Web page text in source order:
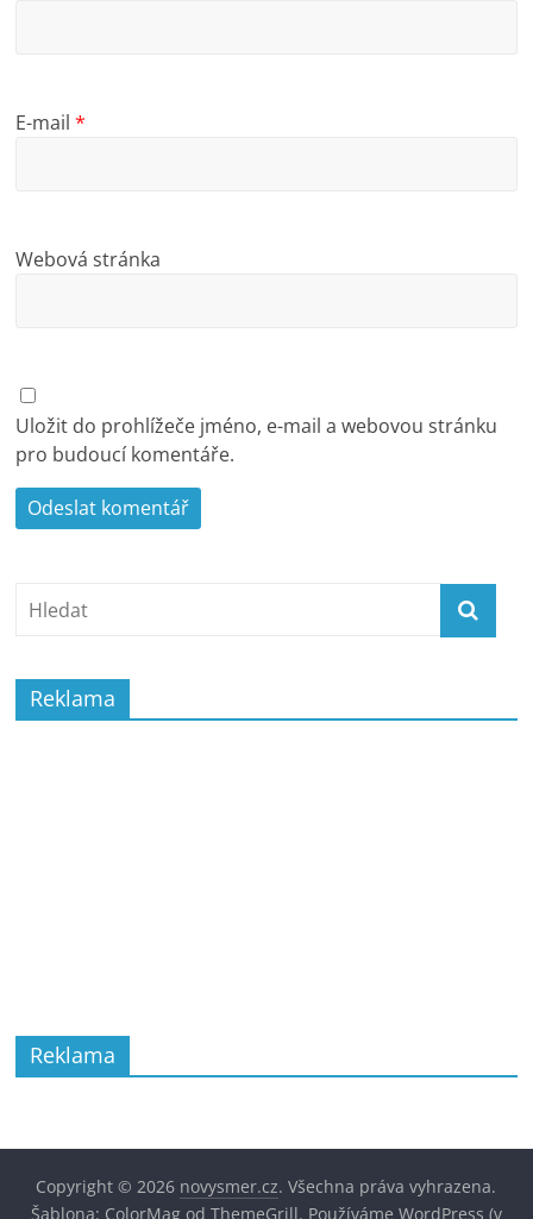
E-mail*
Webová stránka
Uložit do prohlížeče jméno, e-mail a webovou stránku
pro budoucí komentáře.
Reklama
Reklama
Copyright © 2026 novysmer.cz. Všechna práva vyhrazena.
Šablona: ColorMagod ThemeGrill. Používáme WordPress (v